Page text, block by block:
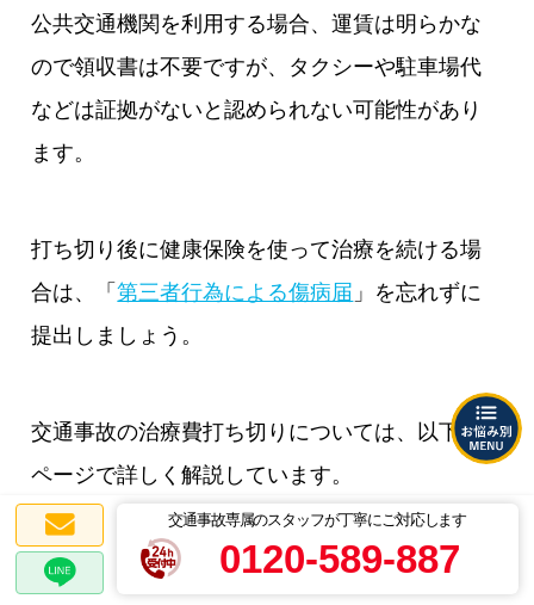
交通事故専属のスタッフが丁寧にご対応します
0120-589-887
公共交通機関を利用する場合、運賃は明らかな
ので領収書は不要ですが、タクシーや駐車場代
などは証拠がないと認められない可能性があり
ます。
打ち切り後に健康保険を使って治療を続ける場
合は、「第三者行為による傷病届 」を忘れずに
提出しましょう。
交通事故の治療費打ち切りについては、以下の
ページで詳しく解説しています。
合わせて読みたい関連記事